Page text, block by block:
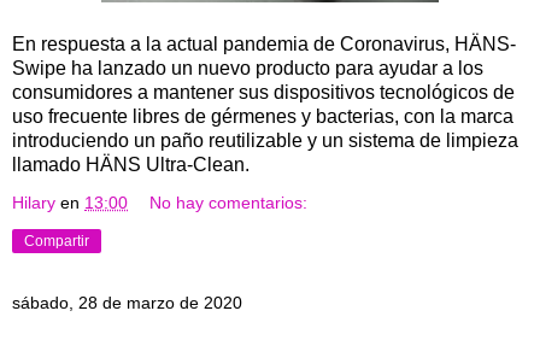
En respuesta a la actual pandemia de Coronavirus, HÄNS-
Swipe ha lanzado un nuevo producto para ayudar a los
consumidores a mantener sus dispositivos tecnológicos de
uso frecuente libres de gérmenes y bacterias, con la marca
introduciendo un paño reutilizable y un sistema de limpieza
llamado HÄNS Ultra-Clean.
Hilary en 13:00 No hay comentarios:
Compartir
sábado, 28 de marzo de 2020